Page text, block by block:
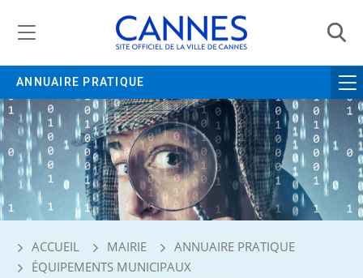
ANNUAIRE PRATIQUE
ACCUEIL MAIRIE
ANNUAIRE PRATIQUE
ÉQUIPEMENTS MUNICIPAUX